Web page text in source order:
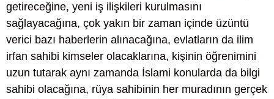
getireceğine, yeni iş ilişkileri kurulmasını
sağlayacağına, çok yakın bir zaman içinde üzüntü
verici bazı haberlerin alınacağına, evlatların da ilim
irfan sahibi kimseler olacaklarına, kişinin öğrenimini
uzun tutarak aynı zamanda İslami konularda da bilgi
sahibi olacağına, rüya sahibinin her muradının gerçek